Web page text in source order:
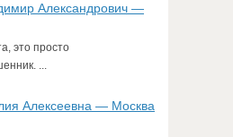
Александрович —
это просто
...
Алексеевна — Москва